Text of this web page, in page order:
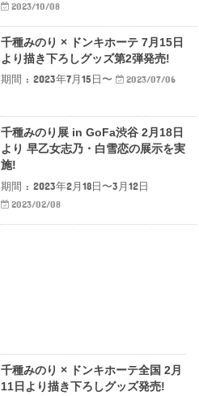
2023/10/08
千種みのり × ドンキホーテ 7月15日
より描き下ろしグッズ第2弾発売!
期間 : 2023年7月15日〜
2023/07/06
千種みのり展 in GoFa渋谷 2月18日
より 早乙女志乃・白雪恋の展示を実
施!
期間 : 2023年2月18日〜3月12日
2023/02/08
千種みのり × ドンキホーテ全国 2月
11日より描き下ろしグッズ発売!